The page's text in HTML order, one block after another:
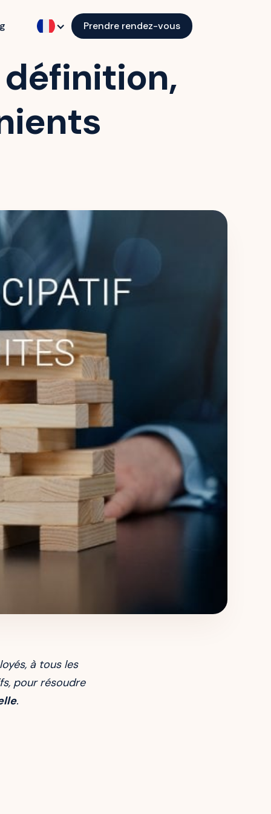
Prendre rendez-vous
à tous les
pour résoudre
.